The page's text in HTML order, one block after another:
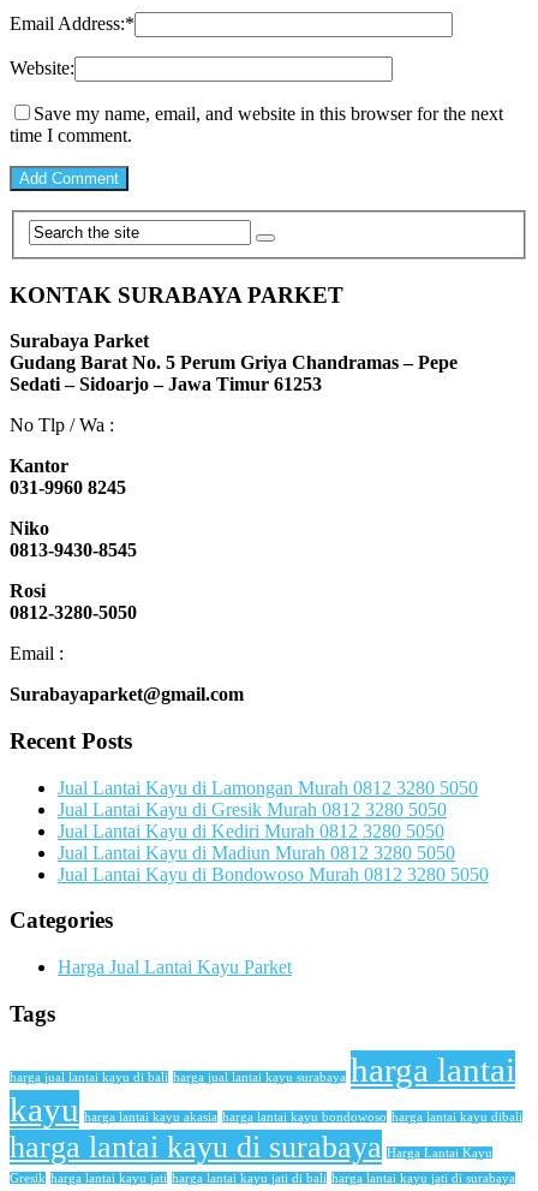
Email Address:*
Website:
Save my name, email, and website in this browser for the next
time I comment.
KONTAK SURABAYA PARKET
Surabaya Parket
Gudang Barat No. 5 Perum Griya Chandramas – Pepe
Sedati – Sidoarjo – Jawa Timur 61253
No Tlp / Wa :
Kantor
031-9960 8245
Niko
0813-9430-8545
Rosi
0812-3280-5050
Email :
Surabayaparket@gmail.com
Recent Posts
Jual Lantai Kayu di Lamongan Murah 0812 3280 5050
Jual Lantai Kayu di Gresik Murah 0812 3280 5050
Jual Lantai Kayu di Kediri Murah 0812 3280 5050
Jual Lantai Kayu di Madiun Murah 0812 3280 5050
Jual Lantai Kayu di Bondowoso Murah 0812 3280 5050
Categories
Harga Jual Lantai Kayu Parket
Tags
harga jual lantai kayu di bali harga jual lantai kayu surabaya harga lantai
kayu harga lantai kayu akasia harga lantai kayu bondowoso harga lantai kayu dibali
harga lantai kayu di surabaya Harga Lantai Kayu
Gresik harga lantai kayu jati harga lantai kayu jati di bali harga lantai kayu jati di surabaya